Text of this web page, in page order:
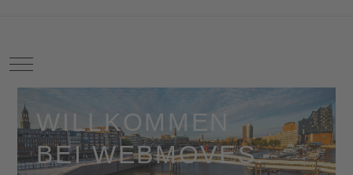
Mobile Menu Toggle
WILLKOMMEN
BEI WEBMOVES.